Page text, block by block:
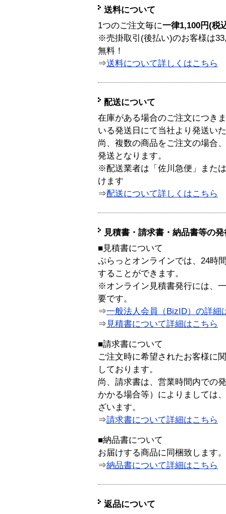
送料について
1つのご注文毎に一律1,100円(税
※売掛取引(後払い)のお客様は
無料！
⇒送料について詳しくはこちら
配送について
在庫がある場合のご注文につき
いる発送日にて当社より発送い
尚、複数の商品をご注文の場合
発送となります。
※配送業者は「佐川急便」また
けます
⇒配送について詳しくはこちら
見積書・請求書・納品書等の
■見積書について
ぷらっとオンラインでは、24時
することができます。
※オンライン見積書発行には、
要です。
⇒一般法人会員（BizID）の詳細
⇒ 見積書について詳細はこちら
■請求書について
ご注文時に希望されたお客様に
しております。
尚、請求書は、営業時間内での
かかる場合等）によりましては
ざいます。
⇒請求書について詳細はこちら
■納品書について
お届けする商品に同梱致します。
⇒納品書について詳細はこちら
返品について